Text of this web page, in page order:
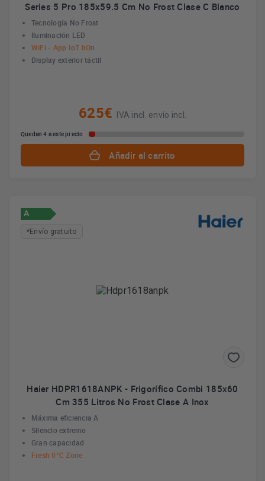
Series 5 Pro 185x59.5 Cm No Frost Clase C Blanco
Tecnología No Frost
Iluminación LED
WiFi - App IoT hOn
Display exterior táctil
625€ IVA incl. envío incl.
Quedan 4 a este precio
Añadir al carrito
A
*Envío gratuito
Haier HDPR1618ANPK - Frigorífico Combi 185x60
Cm 355 Litros No Frost Clase A Inox
Máxima eficiencia A
Silencio extremo
Gran capacidad
Fresh 0°C Zone